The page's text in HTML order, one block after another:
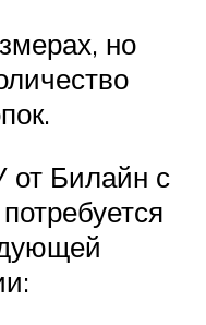
но
Билайн с